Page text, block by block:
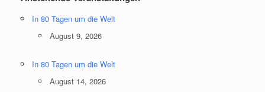
In 80 Tagen um die Welt
August 9, 2026
In 80 Tagen um die Welt
August 14, 2026